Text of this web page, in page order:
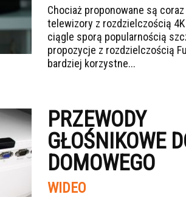
Chociaż proponowane są
telewizory z rozdzielczością 4K
ciągle sporą popularnością
propozycje z rozdzielczością
bardziej korzystne...
PRZEWODY
GŁOŚNIKOWE
DOMOWEGO
WIDEO